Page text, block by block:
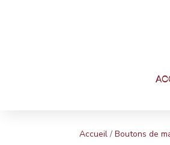
Accueil / Boutons de